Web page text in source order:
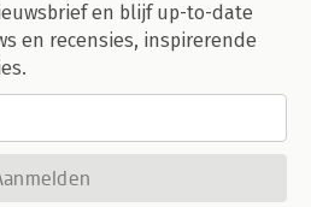
en blijf up-to-date
en recensies, inspirerende